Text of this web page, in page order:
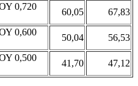
0,720
60,05
67,83
0,600
50,04
56,53
0,500
41,70 47,12